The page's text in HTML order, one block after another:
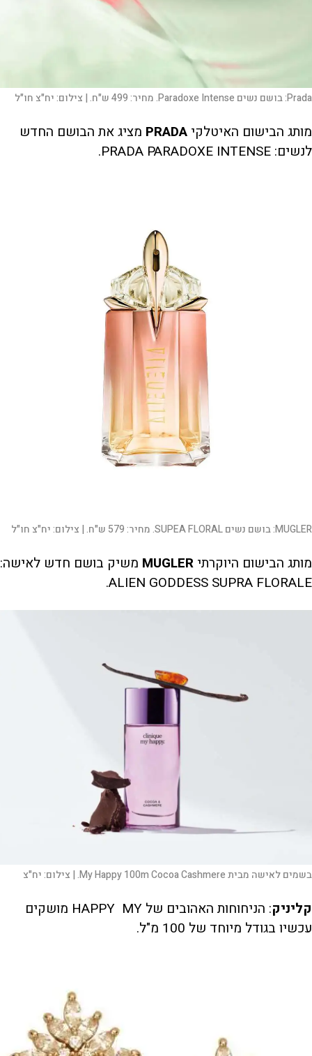
Prada: בושם נשים Paradoxe Intense. מחיר: 499 ש"ח. | צילום:יח"צ חו"ל
מותג הבישום האיטלקי PRADA מציג את הבושם החדש
לנשים: PRADA PARADOXE INTENSE.
MUGLER: בושם נשים SUPEA FLORAL. מחיר: 579 ש"ח. | צילום:יח"צ חו"ל
מותג הבישום היוקרתי MUGLER משיק בושם חדש לאישה:
ALIEN GODDESS SUPRA FLORALE.
בשמים לאישה מבית My Happy 100m Cocoa Cashmere. | צילום:יח"צ
קליניק
: הניחוחות האהובים של HAPPY MY מושקים
עכשיו בגודל מיוחד של 100 מ"ל.